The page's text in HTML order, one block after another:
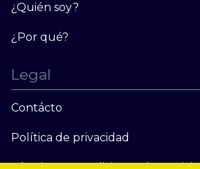
¿Quién soy?
¿Por qué?
Legal
Contácto
Política de privacidad